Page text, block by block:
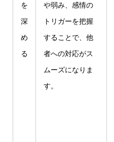
を
深
め
る
や弱み、感情の
トリガーを把握
することで、他
者への対応がス
ムーズになりま
す。